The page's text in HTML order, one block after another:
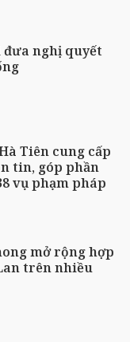
đưa nghị quyết
Tiên cung cấp
tin, góp phần
vụ phạm pháp
mở rộng hợp
trên nhiều